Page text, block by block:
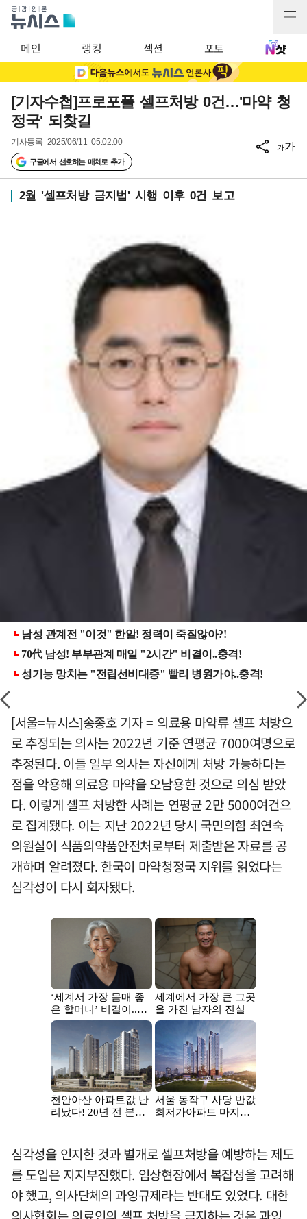
메인 랭킹 섹션 포토
[기자수첩]프로포폴 셀프처방 0건…'마약 청
정국' 되찾길
기사등록 2025/06/11 05:02:00
구글에서 선호하는 매체로 추가
가가
2월 '셀프처방 금지법' 시행 이후 0건 보고
[서울=뉴시스]송종호 기자 = 의료용 마약류 셀프 처방으
로 추정되는 의사는 2022년 기준 연평균 7000여명으로
추정된다. 이들 일부 의사는 자신에게 처방 가능하다는
점을 악용해 의료용 마약을 오남용한 것으로 의심 받았
다. 이렇게 셀프 처방한 사례는 연평균 2만 5000여건으
로 집계됐다. 이는 지난 2022년 당시 국민의힘 최연숙
의원실이 식품의약품안전처로부터 제출받은 자료를 공
개하며 알려졌다. 한국이 마약청정국 지위를 읽었다는
심각성이 다시 회자됐다.
심각성을 인지한 것과 별개로 셀프처방을 예방하는 제도
를 도입은 지지부진했다. 임상현장에서 복잡성을 고려해
야 했고, 의사단체의 과잉규제라는 반대도 있었다. 대한